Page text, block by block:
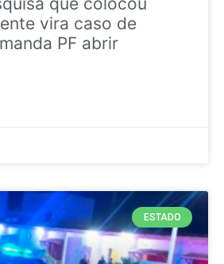
vira caso de
PF abrir
ESTADO